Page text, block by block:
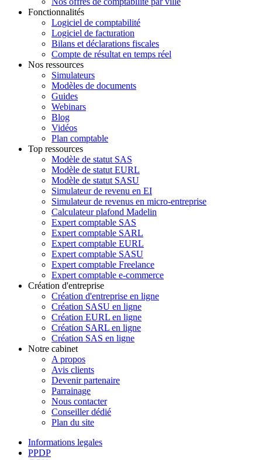
Fonctionnalités
Logiciel de comptabilité
Logiciel de facturation
Bilans et déclarations fiscales
Compte de résultat en temps réel
Nos ressources
Simulateurs
Modèles de documents
Guides
Webinars
Blog
Vidéos
Plan comptable
Top ressources
Modèle de statut SAS
Modèle de statut EURL
Modèle de statut SASU
Simulateur de revenu en EI
Simulateur de revenus en micro-entreprise
Calculateur plafond Madelin
Expert comptable SAS
Expert comptable SARL
Expert comptable EURL
Expert comptable SASU
Expert comptable Freelance
Expert comptable e-commerce
Création d'entreprise
Création d'entreprise en ligne
Création SASU en ligne
Création EURL en ligne
Création SARL en ligne
Création SAS en ligne
Notre cabinet
A propos
Avis clients
Devenir partenaire
Parrainage
Nous contacter
Conseiller dédié
Plan du site
Informations legales
PPDP